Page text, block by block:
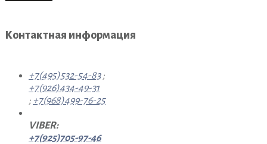
Контактная информация
+7(495)532-54-83 ;
+7(926)434-49-31
; +7(968)499-76-25
VIBER:
+7(925)705-97-46